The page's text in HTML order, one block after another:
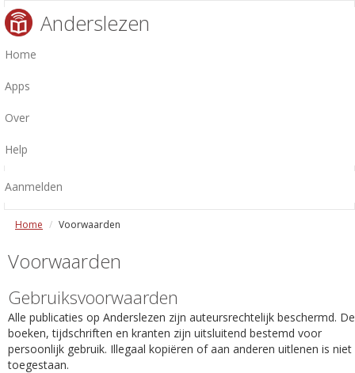
Anderslezen
Home
Apps
Over
Help
Aanmelden
Home Voorwaarden
Voorwaarden
Gebruiksvoorwaarden
Alle publicaties op Anderslezen zijn auteursrechtelijk beschermd. De
boeken, tijdschriften en kranten zijn uitsluitend bestemd voor
persoonlijk gebruik. Illegaal kopiëren of aan anderen uitlenen is niet
toegestaan.